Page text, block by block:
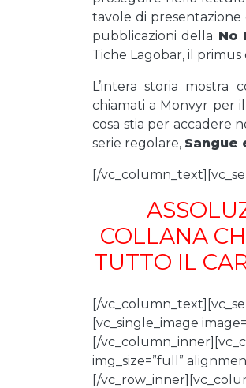
tavole di
pubblicazioni della No
Tiche Lagobar, il
L’intera storia mostra
chiamati a Monvyr per
cosa stia per accadere
serie regolare, Sangue
[/
COLLANA
TUTTO IL
[/
[vc_single_image
[/
img_size=”full”
[/